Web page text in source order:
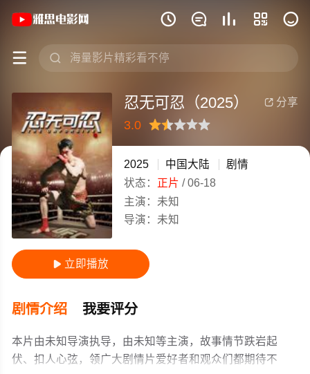
    
 
《忍无可忍（2025）》(2025)中国大陆
 分享
忍无可忍（2025）
3.0
很差较差
还行推荐力荐
2025 中国大陆
剧情
状态： 正片 /06-18
主演： 未知
导演： 未知
 立即播放
剧情介绍 我要评分
本片由未知导演执导，由未知等主演，故事情节跌岩起
伏、扣人心弦，领广大剧情片爱好者和观众们都期待不